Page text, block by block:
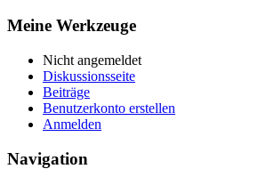
Meine Werkzeuge
Nicht angemeldet
Diskussionsseite
Beiträge
Benutzerkonto erstellen
Anmelden
Navigation